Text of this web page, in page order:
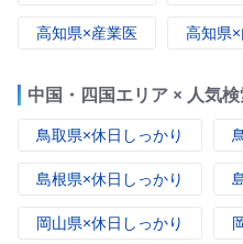
高知県×産業医 高知県
中国・四国エリア × 人気
鳥取県×休日しっかり
島根県×休日しっかり
岡山県×休日しっかり